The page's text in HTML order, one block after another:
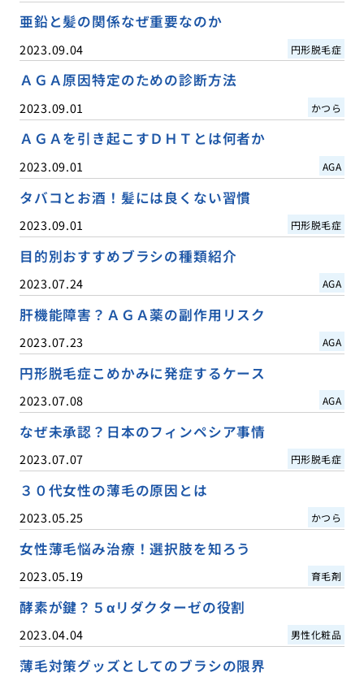
亜鉛と髪の関係なぜ重要なのか
2023.09.04 円形脱毛症
ＡＧＡ原因特定のための診断方法
2023.09.01 かつら
ＡＧＡを引き起こすＤＨＴとは何者か
2023.09.01 AGA
タバコとお酒！髪には良くない習慣
2023.09.01 円形脱毛症
目的別おすすめブラシの種類紹介
2023.07.24 AGA
肝機能障害？ＡＧＡ薬の副作用リスク
2023.07.23 AGA
円形脱毛症こめかみに発症するケース
2023.07.08 AGA
なぜ未承認？日本のフィンペシア事情
2023.07.07 円形脱毛症
３０代女性の薄毛の原因とは
2023.05.25 かつら
女性薄毛悩み治療！選択肢を知ろう
2023.05.19 育毛剤
酵素が鍵？５αリダクターゼの役割
2023.04.04 男性化粧品
薄毛対策グッズとしてのブラシの限界